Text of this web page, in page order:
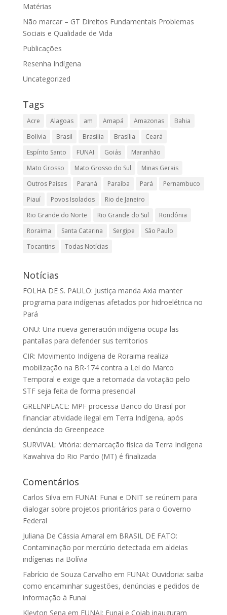
Matérias
Não marcar – GT Direitos Fundamentais Problemas
Sociais e Qualidade de Vida
Publicações
Resenha Indígena
Uncategorized
Tags
Acre Alagoas am Amapá Amazonas
Bahia
Bolívia
Brasil Brasilia Brasília
Ceará
Espírito Santo
FUNAI Goiás
Maranhão
Mato Grosso
Mato Grosso do Sul
Minas Gerais
Outros Países
Paraná Paraíba Pará
Pernambuco
Piauí
Povos Isolados
Rio de Janeiro
Rio Grande do Norte
Rio Grande do Sul
Rondônia
Roraima
Santa Catarina Sergipe
São Paulo
Tocantins
Todas Notícias
Notícias
FOLHA DE S. PAULO: Justiça manda Axia manter
programa para indígenas afetados por hidroelétrica no
Pará
ONU: Una nueva generación indígena ocupa las
pantallas para defender sus territorios
CIR: Movimento Indígena de Roraima realiza
mobilização na BR-174 contra a Lei do Marco
Temporal e exige que a retomada da votação pelo
STF seja feita de forma presencial
GREENPEACE: MPF processa Banco do Brasil por
financiar atividade ilegal em Terra Indígena, após
denúncia do Greenpeace
SURVIVAL: Vitória: demarcação física da Terra Indígena
Kawahiva do Rio Pardo (MT) é finalizada
Comentários
Carlos Silva em FUNAI: Funai e DNIT se reúnem para
dialogar sobre projetos prioritários para o Governo
Federal
Juliana De Cássia Amaral em BRASIL DE FATO:
Contaminação por mercúrio detectada em aldeias
indígenas na Bolívia
Fabrício de Souza Carvalho em FUNAI: Ouvidoria: saiba
como encaminhar sugestões, denúncias e pedidos de
informação à Funai
Kleyton Sena em FUNAI: Funai e Coiab inauguram